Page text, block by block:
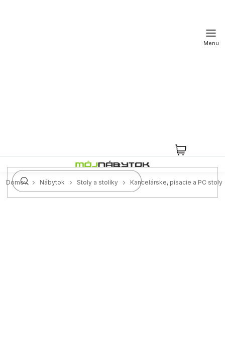
KOŠÍK
Domov Nábytok Stoly a stolíky Kancelárske, písacie a PC stoly